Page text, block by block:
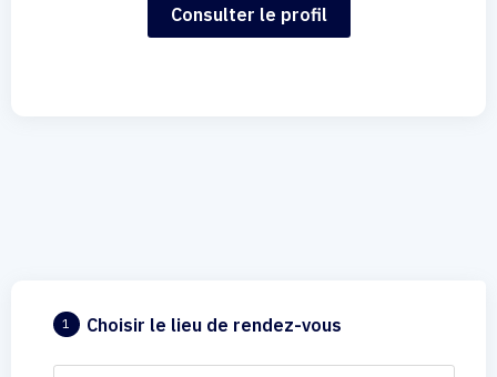
Consulter le profil
1 Choisir le lieu de rendez-vous